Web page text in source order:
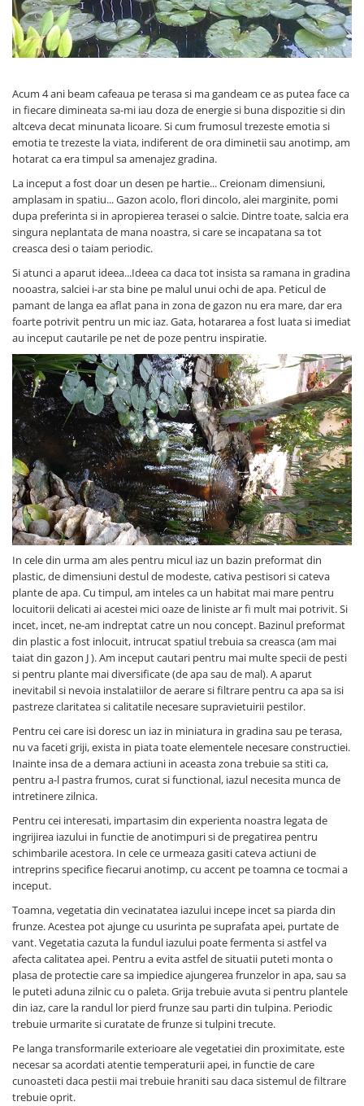
Barci, vapoare, ambarcatiuni
Pesti
Tablouri
Acum 4 ani beam cafeaua pe terasa si ma gandeam ce as putea face ca
in fiecare dimineata sa-mi iau doza de energie si buna dispozitie si din
altceva decat minunata licoare. Si cum frumosul trezeste emotia si
emotia te trezeste la viata, indiferent de ora diminetii sau anotimp, am
hotarat ca era timpul sa amenajez gradina.
La inceput a fost doar un desen pe hartie... Creionam dimensiuni,
amplasam in spatiu... Gazon acolo, flori dincolo, alei marginite, pomi
dupa preferinta si in apropierea terasei o salcie. Dintre toate, salcia era
singura neplantata de mana noastra, si care se incapatana sa tot
creasca desi o taiam periodic.
Si atunci a aparut ideea...Ideea ca daca tot insista sa ramana in gradina
nooastra, salciei i-ar sta bine pe malul unui ochi de apa. Peticul de
pamant de langa ea aflat pana in zona de gazon nu era mare, dar era
foarte potrivit pentru un mic iaz. Gata, hotararea a fost luata si imediat
au inceput cautarile pe net de poze pentru inspiratie.
In cele din urma am ales pentru micul iaz un bazin preformat din
plastic, de dimensiuni destul de modeste, cativa pestisori si cateva
plante de apa. Cu timpul, am inteles ca un habitat mai mare pentru
locuitorii delicati ai acestei mici oaze de liniste ar fi mult mai potrivit. Si
incet, incet, ne-am indreptat catre un nou concept. Bazinul preformat
din plastic a fost inlocuit, intrucat spatiul trebuia sa creasca (am mai
taiat din gazon J ). Am inceput cautari pentru mai multe specii de pesti
si pentru plante mai diversificate (de apa sau de mal). A aparut
inevitabil si nevoia instalatiilor de aerare si filtrare pentru ca apa sa isi
pastreze claritatea si calitatile necesare supravietuirii pestilor.
Pentru cei care isi doresc un iaz in miniatura in gradina sau pe terasa,
nu va faceti griji, exista in piata toate elementele necesare constructiei.
Inainte insa de a demara actiuni in aceasta zona trebuie sa stiti ca,
pentru a-l pastra frumos, curat si functional, iazul necesita munca de
intretinere zilnica.
Pentru cei interesati, impartasim din experienta noastra legata de
ingrijirea iazului in functie de anotimpuri si de pregatirea pentru
schimbarile acestora. In cele ce urmeaza gasiti cateva actiuni de
intreprins specifice fiecarui anotimp, cu accent pe toamna ce tocmai a
inceput.
Toamna, vegetatia din vecinatatea iazului incepe incet sa piarda din
frunze. Acestea pot ajunge cu usurinta pe suprafata apei, purtate de
vant. Vegetatia cazuta la fundul iazului poate fermenta si astfel va
afecta calitatea apei. Pentru a evita astfel de situatii puteti monta o
plasa de protectie care sa impiedice ajungerea frunzelor in apa, sau sa
le puteti aduna zilnic cu o paleta. Grija trebuie avuta si pentru plantele
din iaz, care la randul lor pierd frunze sau parti din tulpina. Periodic
trebuie urmarite si curatate de frunze si tulpini trecute.
Pe langa transformarile exterioare ale vegetatiei din proximitate, este
necesar sa acordati atentie temperaturii apei, in functie de care
cunoasteti daca pestii mai trebuie hraniti sau daca sistemul de filtrare
trebuie oprit.